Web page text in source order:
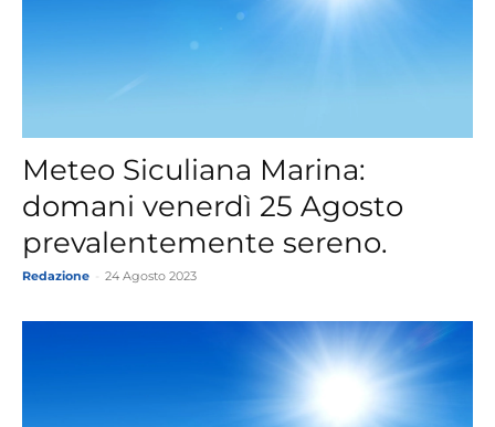
Meteo Siculiana Marina:
domani venerdì 25 Agosto
prevalentemente sereno.
Redazione 24 Agosto 2023